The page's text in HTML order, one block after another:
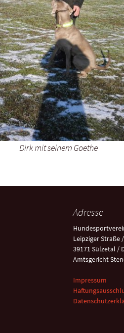
Dirk mit seinem Goethe
Adresse
Leipziger Straße
39171 Sülzetal /
Amtsgericht
Impressum